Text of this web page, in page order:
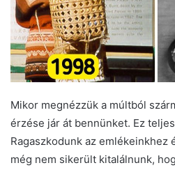
Mikor megnézzük a múltból
érzése jár át bennünket. Ez
Ragaszkodunk az emlékeinkhez
még nem sikerült kitalálnunk,